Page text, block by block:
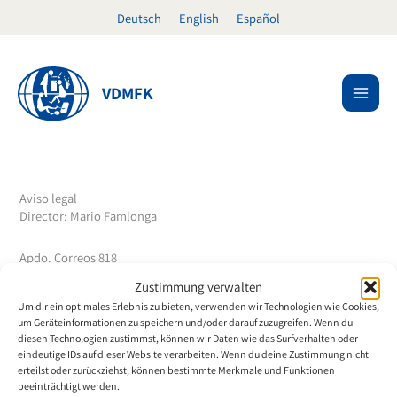
Zustimmung verwalten
Um dir ein optimales Erlebnis zu bieten, verwenden wir Technologien wie Cookies,
um Geräteinformationen zu speichern und/oder darauf zuzugreifen. Wenn du
diesen Technologien zustimmst, können wir Daten wie das Surfverhalten oder
eindeutige IDs auf dieser Website verarbeiten. Wenn du deine Zustimmung nicht
erteilst oder zurückziehst, können bestimmte Merkmale und Funktionen
beeinträchtigt werden.
Deutsch English Español
VDMFK
Aviso legal
Director: Mario Famlonga
Apdo. Correos 818
Principado de Liechtenstein
Teléfono +423 232 11 76
Fax + 423 232 75 41